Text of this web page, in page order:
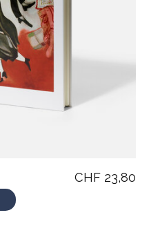
CHF 23,80